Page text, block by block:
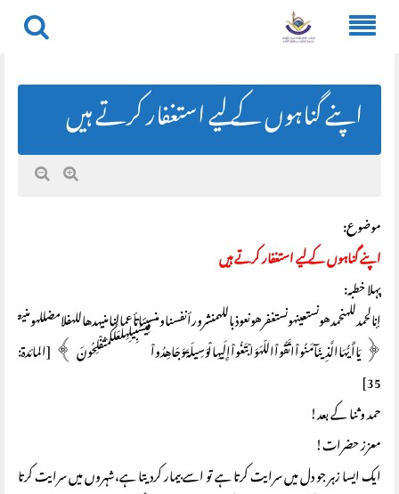
contentاپنے گناہوں کے لیے استغفار کرتے ہیں
موضوع:
اپنے گناہوں کے لیے استغفار کرتے ہیں
پہلا خطبہ:
﴿ يَاأَيُّهَاالَّذِينَآمَنُواْاتَّقُواْاللّهَوَابْتَغُواْإِلَيهِالْوَسِيلَةَوَجَاهِدُواْفِيسَبِيلِهِلَعَلَّكُمْتُفْلِحُونَ ﴾ [المائدة:
35]
حمد وثنا کے بعد!
معزز حضرات!
ايك ايسا زہر جو دل میں سرایت کرتا ہے تو اسے بیمار کردیتا ہے،شہروں میں سرایت کرتا